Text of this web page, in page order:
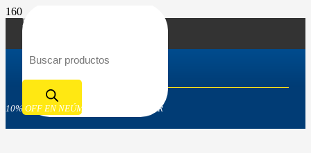
Búsqueda de productos
10% OFF EN NEÚMATICOS GOODYEAR